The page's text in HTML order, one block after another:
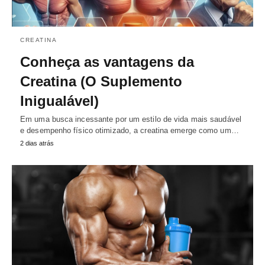
CREATINA
Conheça as vantagens da
Creatina (O Suplemento
Inigualável)
Em uma busca incessante por um estilo de vida mais saudável
e desempenho físico otimizado, a creatina emerge como um…
2 dias atrás